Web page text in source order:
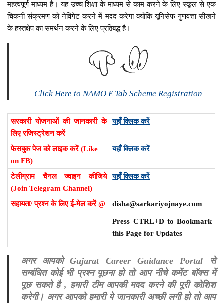
महत्वपूर्ण माध्यम है। यह उच्च शिक्षा के माध्यम से काम करने के लिए स्कूल से एक
चिकनी संक्रमण को नेविगेट करने में मदद करेगा क्योंकि यूनिसेफ गुणवत्ता सीखने
के हस्तक्षेप का समर्थन करने के लिए प्रतिबद्ध है।
Click Here to NAMO E Tab Scheme Registration
सरकारी योजनाओं की जानकारी के
लिए रजिस्ट्रेशन करें
यहाँ क्लिक करें
फेसबुक पेज को लाइक करें (Like
on FB)
यहाँ क्लिक करें
टेलीग्राम चैनल ज्वाइन कीजिये
(Join Telegram Channel)
यहाँ क्लिक करें
सहायता/ प्रश्न के लिए ई-मेल करें @ disha@sarkariyojnaye.com
Press CTRL+D to Bookmark
this Page for Updates
अगर आपको Gujarat Career Guidance Portal से
सम्बंधित कोई भी प्रश्न पूछना हो तो आप नीचे कमेंट बॉक्स में
पूछ सकते है , हमारी टीम आपकी मदद करने की पूरी कोशिश
करेगी। अगर आपको हमारी ये जानकारी अच्छी लगी हो तो आप